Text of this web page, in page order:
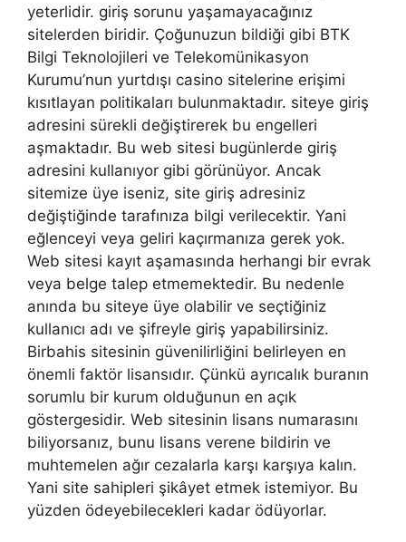
yeterlidir. giriş sorunu yaşamayacağınız
sitelerden biridir. Çoğunuzun bildiği gibi BTK
Bilgi Teknolojileri ve Telekomünikasyon
Kurumu’nun yurtdışı casino sitelerine erişimi
kısıtlayan politikaları bulunmaktadır. siteye giriş
adresini sürekli değiştirerek bu engelleri
aşmaktadır. Bu web sitesi bugünlerde giriş
adresini kullanıyor gibi görünüyor. Ancak
sitemize üye iseniz, site giriş adresiniz
değiştiğinde tarafınıza bilgi verilecektir. Yani
eğlenceyi veya geliri kaçırmanıza gerek yok.
Web sitesi kayıt aşamasında herhangi bir evrak
veya belge talep etmemektedir. Bu nedenle
anında bu siteye üye olabilir ve seçtiğiniz
kullanıcı adı ve şifreyle giriş yapabilirsiniz.
Birbahis sitesinin güvenilirliğini belirleyen en
önemli faktör lisansıdır. Çünkü ayrıcalık buranın
sorumlu bir kurum olduğunun en açık
göstergesidir. Web sitesinin lisans numarasını
biliyorsanız, bunu lisans verene bildirin ve
muhtemelen ağır cezalarla karşı karşıya kalın.
Yani site sahipleri şikâyet etmek istemiyor. Bu
yüzden ödeyebilecekleri kadar ödüyorlar.